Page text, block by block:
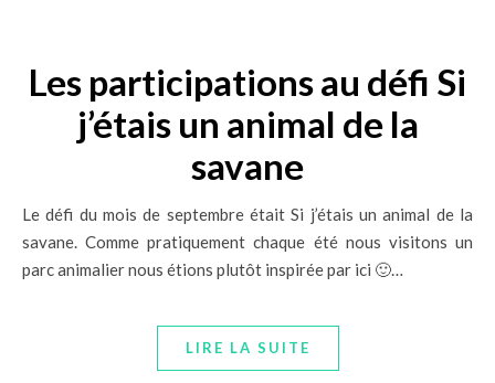
Les participations au défi Si
j’étais un animal de la
savane
Le défi du mois de septembre était Si j’étais un animal de la
savane. Comme pratiquement chaque été nous visitons un
parc animalier nous étions plutôt inspirée par ici 🙂…
LIRE LA SUITE